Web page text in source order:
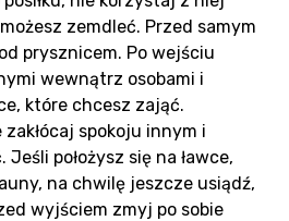
zemdleć. Przed samym
prysznicem. Po wejściu
wewnątrz osobami i
które chcesz zająć.
spokoju innym i
położysz się na ławce,
na chwilę jeszcze usiądź,
wyjściem zmyj po sobie